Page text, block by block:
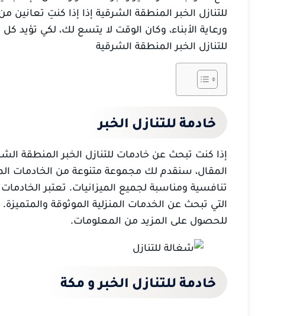
للتنازل الخبر المنطقة الشرقية إذا إذا كنتِ تعانين
ورعاية الأبناء، وكان الوقت لا يتسع لك، لكي تؤيد
للتنازل الخبر المنطقة الشرقية
خادمة للتنازل الخبر
إذا كنت تبحث عن خادمات للتنازل الخبر المنطقة
المقال، سنقدم لك مجموعة متنوعة من الخادمات
تنافسية ومناسبة لجميع الميزانيات. تعتبر الخادمات
التي تبحث عن الخدمات المنزلية الموثوقة
للحصول على المزيد من المعلومات.
خادمة للتنازل الخبر و مكة